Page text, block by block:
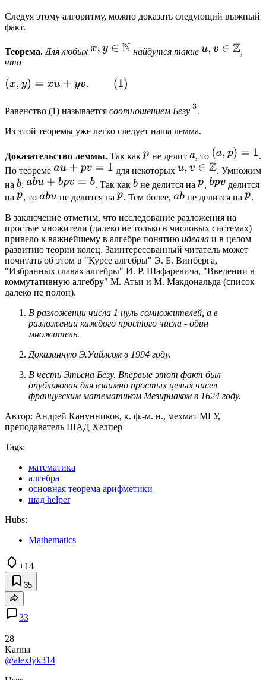
Следуя этому алгоритму, можно доказать следующий выжный
факт.
Теорема. Для любых найдутся такие
что
Равенство (1) называется соотношением Безу
.
Из этой теоремы уже легко следует наша лемма.
Доказательство леммы. Так как не делит , то
.
По теореме
для некоторых
. Умножим
на
: . Так как не делится на ,
делится
на
, то не делится на . Тем более, не делится на
.
В заключение отметим, что исследование разложения на
простые множители (далеко не только в числовых системах)
привело к важнейшему в алгебре понятию идеала и в целом
развитию теории колец. Заинтересованный читатель может
почитать об этом в "Курсе алгебры" Э. Б. Винберга,
"Избранных главах алгебры" И. Р. Шафаревича, "Введении в
коммутативную алгебру" М. Атьи и М. Макдональда (список
далеко не полон).
В разложении числа 1 нуль сомножителей, а в
разложении каждого простого числа - один
множитель.
Доказанную Э.Уайлсом в 1994 году.
В честь Этьена Безу. Впервые этот факт был
опубликован для взаимно простых целых чисел
французским математиком Мезириаком в 1624 году.
Автор: Андрей Канунников, к. ф.-м. н., мехмат МГУ,
преподаватель ШАД Хелпер
Tags:
математика
алгебра
основная теорема арифметики
шад helper
Hubs:
Mathematics
+14
35
33
28
Karma
@alexlyk314